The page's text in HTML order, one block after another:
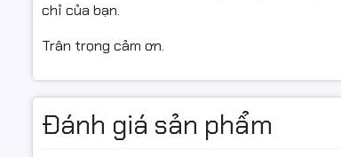
chỉ của bạn.
Trân trọng cảm ơn.
Đánh giá sản phẩm